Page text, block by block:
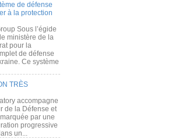
de défense
à la protection
Sous l’égide
ministère de la
pour la
de défense
Ce système
TRÈS
accompagne
de la Défense et
par une
progressive
un...